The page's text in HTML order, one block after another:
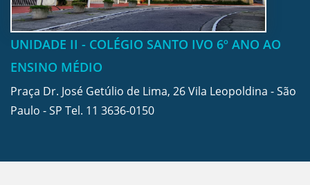
UNIDADE II - COLÉGIO SANTO IVO 6º ANO AO
ENSINO MÉDIO
Praça Dr. José Getúlio de Lima, 26 Vila Leopoldina - São
Paulo - SP Tel. 11 3636-0150